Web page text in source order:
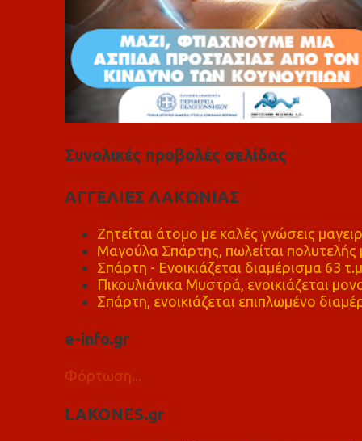
Συνολικές προβολές σελίδας
ΑΓΓΕΛΙΕΣ ΛΑΚΩΝΙΑΣ
Ζητείται άτομο με καλές γνώσεις
Μαγούλα Σπάρτης, πωλείται πολυτελής
Σπάρτη - Ενοικιάζεται διαμέρισμα 63 τ.μ
Πικουλιάνικα Μυστρά, ενοικιάζεται
Σπάρτη, ενοικιάζεται επιπλωμένο
e-info.gr
Φόρτωση...
LAKONES.gr